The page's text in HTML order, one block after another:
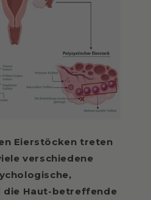
Eierstöcken treten
verschiedene
die Haut-betreffende